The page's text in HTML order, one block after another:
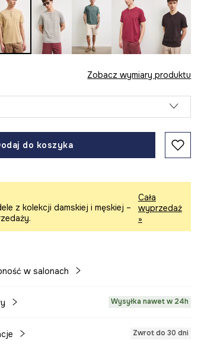
Zobacz wymiary produktu
do koszyka
z kolekcji damskiej i męskiej –
Cała
wyprzedaż
»
w salonach
Wysyłka nawet w 24h
Zwrot do 30 dni